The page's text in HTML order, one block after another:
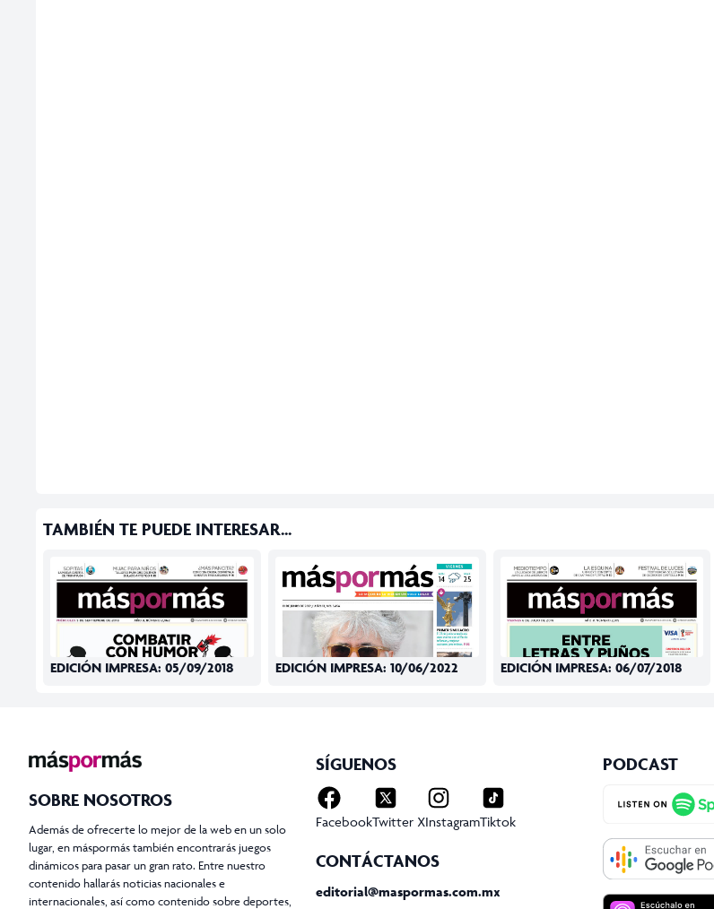
TAMBIÉN TE PUEDE INTERESAR...
EDICIÓN IMPRESA: 05/09/2018 EDICIÓN IMPRESA: 10/06/2022 EDICIÓN IMPRESA: 06/07/2018
SOBRE NOSOTROS
Además de ofrecerte lo mejor de la web en un solo
lugar, en máspormás también encontrarás juegos
dinámicos para pasar un gran rato. Entre nuestro
contenido hallarás noticias nacionales e
internacionales, así como contenido sobre deportes,
SÍGUENOS
FacebookTwitter XInstagramTiktok
CONTÁCTANOS
editorial@maspormas.com.mx
PODCAST